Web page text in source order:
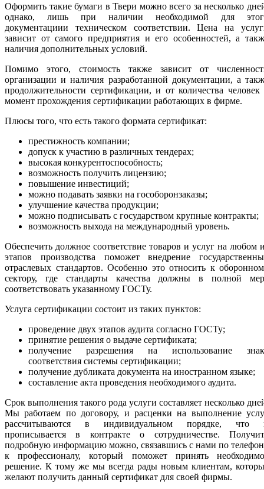
Оформить такие бумаги в Твери можно всего за несколько
однако, лишь при наличии необходимой для
документациии техническом соответствии. Цена на
зависит от самого предприятия и его особенностей, а
наличия дополнительных условий.
Помимо этого, стоимость также зависит от
организации и наличия разработанной документации, а
продолжительности сертификации, и от количества человек
момент прохождения сертификации работающих в фирме.
Плюсы того, что есть такого формата сертификат:
престижность компании;
допуск к участию в различных тендерах;
высокая конкурентоспособность;
возможность получить лицензию;
повышение инвестиций;
можно подавать заявки на гособоронзаказы;
улучшение качества продукции;
можно подписывать с государством крупные контракты;
возможность выхода на международный уровень.
Обеспечить должное соответствие товаров и услуг на любом
этапов производства поможет внедрение
отраслевых стандартов. Особенно это относить к
сектору, где стандарты качества должны в полной
соответствовать указанному ГОСТу.
Услуга сертификации состоит из таких пунктов:
проведение двух этапов аудита согласно ГОСТу;
принятие решения о выдаче сертификата;
получение разрешения на использование
соответствия системы сертификации;
получение дубликата документа на иностранном языке;
составление акта проведения необходимого аудита.
Срок выполнения такого рода услуги составляет несколько
Мы работаем по договору, и расценки на выполнение
рассчитываются в индивидуальном порядке, что
прописывается в контракте о сотрудничестве.
подробную информацию можно, связавшись с нами по
к профессионалу, который поможет принять
решение. К тому же мы всегда рады новым клиентам,
желают получить данный сертификат для своей фирмы.